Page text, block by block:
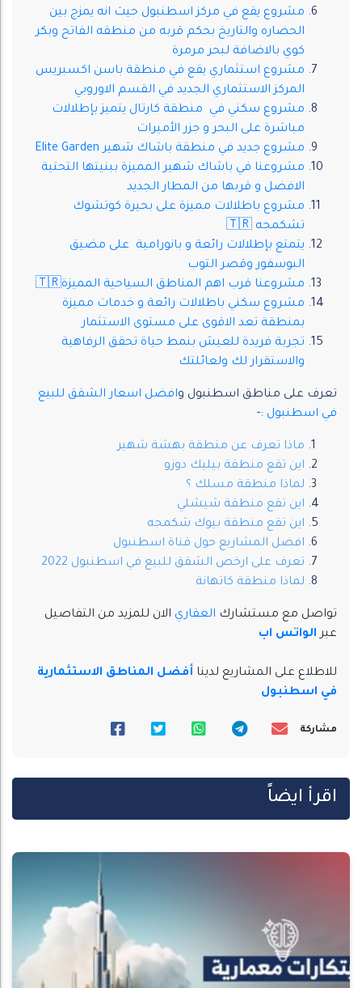
مشروع يقع في مركز اسطنبول حيث انه يمزج بين
الحضاره والتاريخ بحكم قربه من منطقه الفاتح وبكر
كوي بالاضافة لبحر مرمرة
مشروع استثماري يقع في منطقة باسن اكسبريس
المركز الاستثماري الجديد في القسم الاوروبي
مشروع سكني في منطقة كارتال يتميز بإطلالات
مباشرة على البحر و جزر الأميرات
مشروع جديد في منطقة باشاك شهير Elite Garden
مشروعنا في باشاك شهير المميزة ببنيتها التحتية
الافضل و قربها من المطار الجديد
مشروع باطلالات مميزة على بحيرة كوتشوك
تشكمجه 🇹🇷
يتمتع بإطلالات رائعة و بانورامية على مضيق
البوسفور وقصر التوب
مشروعنا قرب اهم المناطق السياحية المميزة🇹🇷
مشروع سكني باطلالات رائعة و خدمات مميزة
بمنطقة تعد الاقوى على مستوى الاستثمار
تجربة فريدة للعيش بنمط حياة تحقق الرفاهية
والاستقرار لك ولعائلتك
تعرف على مناطق اسطنبول وافضل اسعار الشقق للبيع
في اسطنبول :-
ماذا تعرف عن منطقة بهشة شهير
اين تقع منطقة بيليك دوزو
لماذا منطقة مسلك ؟
اين تقع منطقة شيشلي
اين تقع منطقة بيوك شكمجه
افضل المشاريع حول قناة اسطنبول
تعرف على ارخص الشقق للبيع في اسطنبول 2022
لماذا منطقة كاتهانة
تواصل مع مستشارك العقاري الان للمزيد من التفاصيل
عبر الواتس اب
للاطلاع على المشاريع لدينا أفضل المناطق الاستثمارية
في اسطنبول
مشاركة
اقرأ ايضاً